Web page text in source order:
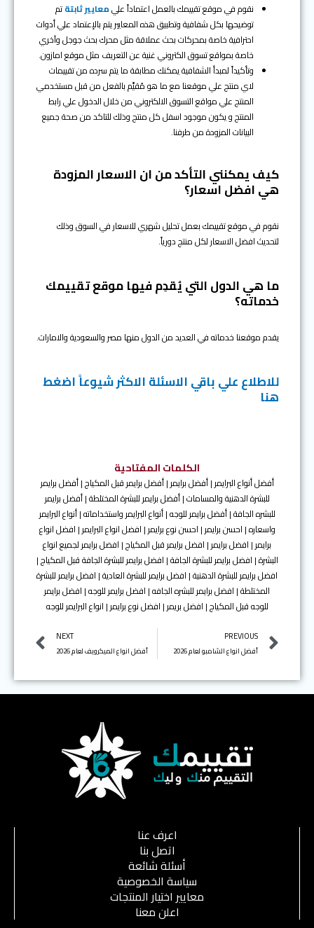
نقوم في موقع تقييمك بالعمل اعتماداً عليمعايير ثابتةتم
توضيحها بكل شفافية وتطبيق هذه المعايير يتم بالإعتماد علي أدوات
احترافية خاصة بمحركات بحث عملاقة مثل محرك بحث جوجل وآخري
خاصة بمواقع تسوق الكتروني غنية عن التعريف مثل موقع امازون.
وتأكيداً لمبدأ الشفافية يمكنك مطابقة ما يتم سرده من تقييمات
لاي منتج علي موقعنا مع ما هو مُقيَّم بالفعل من قبل مستخدمي
المنتج علي مواقع التسوق الالكتروني من خلال الدخول علي رابط
المنتج و يكون موجود اسفل كل منتج وذلك للتاكد من صحة جميع
البيانات المزودة من طرفنا.
كيف يمكنني التأكد من ان الاسعار المزودة
هي افضل اسعار؟
نقوم في موقع تقييمك بعمل تحليل شهري للاسعار في السوق وذلك
لتحديث افضل الاسعار لكل منتج دورياً.
ما هي الدول التي يُقدِم فيها موقع تقييمك
خدماته؟
يقدم موقعنا خدماته في العديد من الدول منها مصر والسعودية والامارات.
للاطلاع علي باقي الاسئلة الاكثر شيوعاً اضغط
هنا
الكلمات المفتاحية
أفضل أنواع البرايمر | أفضل برايمر | أفضل برايمر قبل المكياج | أفضل برايمر
للبشرة الدهنية والمسامات | أفضل برايمر للبشرة المختلطة | أفضل برايمر
للبشره الجافة | أفضل برايمر للوجه | أنواع البرايمر واستخداماته | أنواع البرايمر
واسعاره | احسن برايمر | احسن نوع برايمر | افضل انواع البرايمر | افضل انواع
برايمر | افضل برايمر | افضل برايمر قبل المكياج | افضل برايمر لجميع انواع
البشرة | افضل برايمر للبشرة الجافة | افضل برايمر للبشرة الجافة قبل المكياج |
افضل برايمر للبشرة الدهنية | افضل برايمر للبشرة العادية | افضل برايمر للبشرة
المختلطة | افضل برايمر للبشره الجافه | افضل برايمر للوجه | افضل برايمر
للوجه قبل المكياج | افضل بريمر | افضل نوع برايمر | انواع البرايمر للوجه
Prev
PREVIOUS
أفضل انواع الشامبو لعام 2026
NEXT
أفضل انواع الميكرويف لعام 2026
اعرف عنا
اتصل بنا
أسئلة شائعة
سياسة الخصوصية
معايير اختيار المنتجات
اعلن معنا